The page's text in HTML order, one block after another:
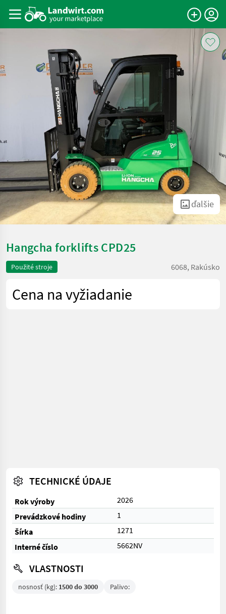
ďalšie
Hangcha forklifts CPD25
Použité stroje 6068, Rakúsko
Cena na vyžiadanie
TECHNICKÉ ÚDAJE
Rok výroby
2026
Prevádzkové hodiny
1
Šírka
1271
Interné číslo
5662NV
VLASTNOSTI
nosnosť (kg): 1500 do 3000 Palivo: